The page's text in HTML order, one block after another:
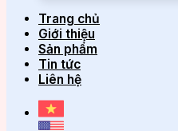
Trang chủ
Giới thiệu
Sản phẩm
Tin tức
Liên hệ